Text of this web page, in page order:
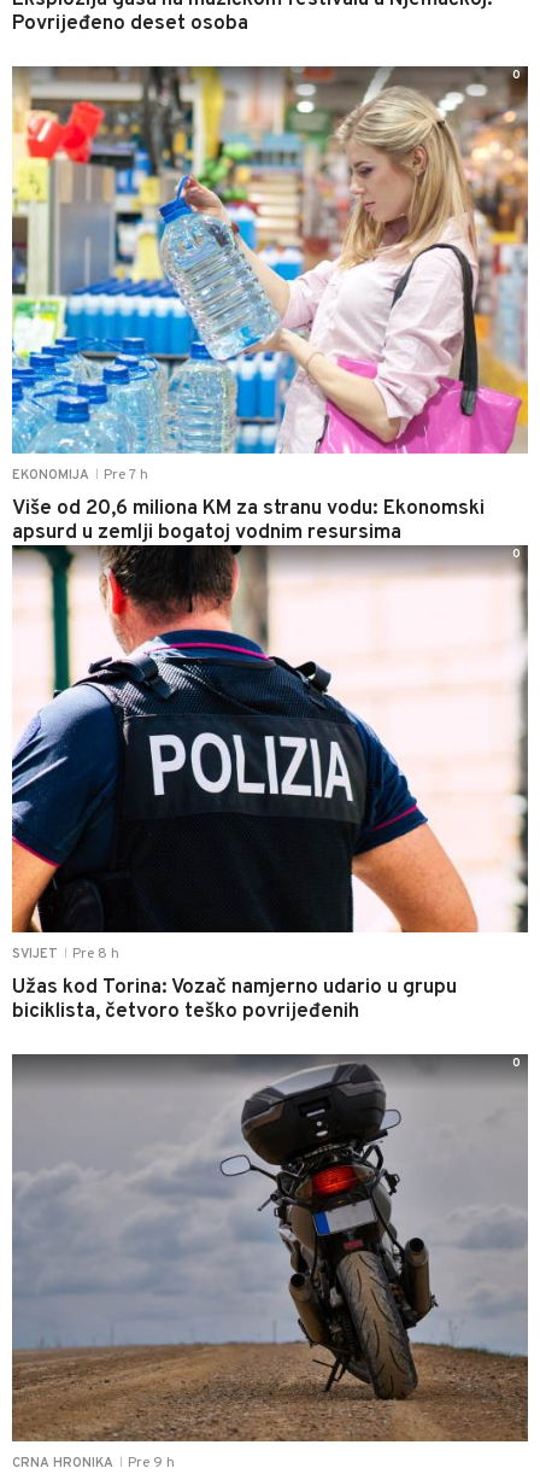
Povrijeđeno deset osoba
EKONOMIJA Pre 7 h
Više od 20,6 miliona KM za stranu vodu: Ekonomski
apsurd u zemlji bogatoj vodnim resursima
0
SVIJET Pre 8 h
Užas kod Torina: Vozač namjerno udario u grupu
biciklista, četvoro teško povrijeđenih
0
CRNA HRONIKA Pre 9 h
0